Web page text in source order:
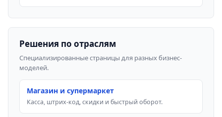
Решения по отраслям
Специализированные страницы для разных бизнес-
моделей.
Магазин и супермаркет
Касса, штрих-код, скидки и быстрый оборот.